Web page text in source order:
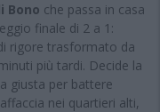
Bono che passa in casa
finale di 2 a 1:
rigore trasformato da
più tardi. Decide la
giusta per battere
nei quartieri alti,